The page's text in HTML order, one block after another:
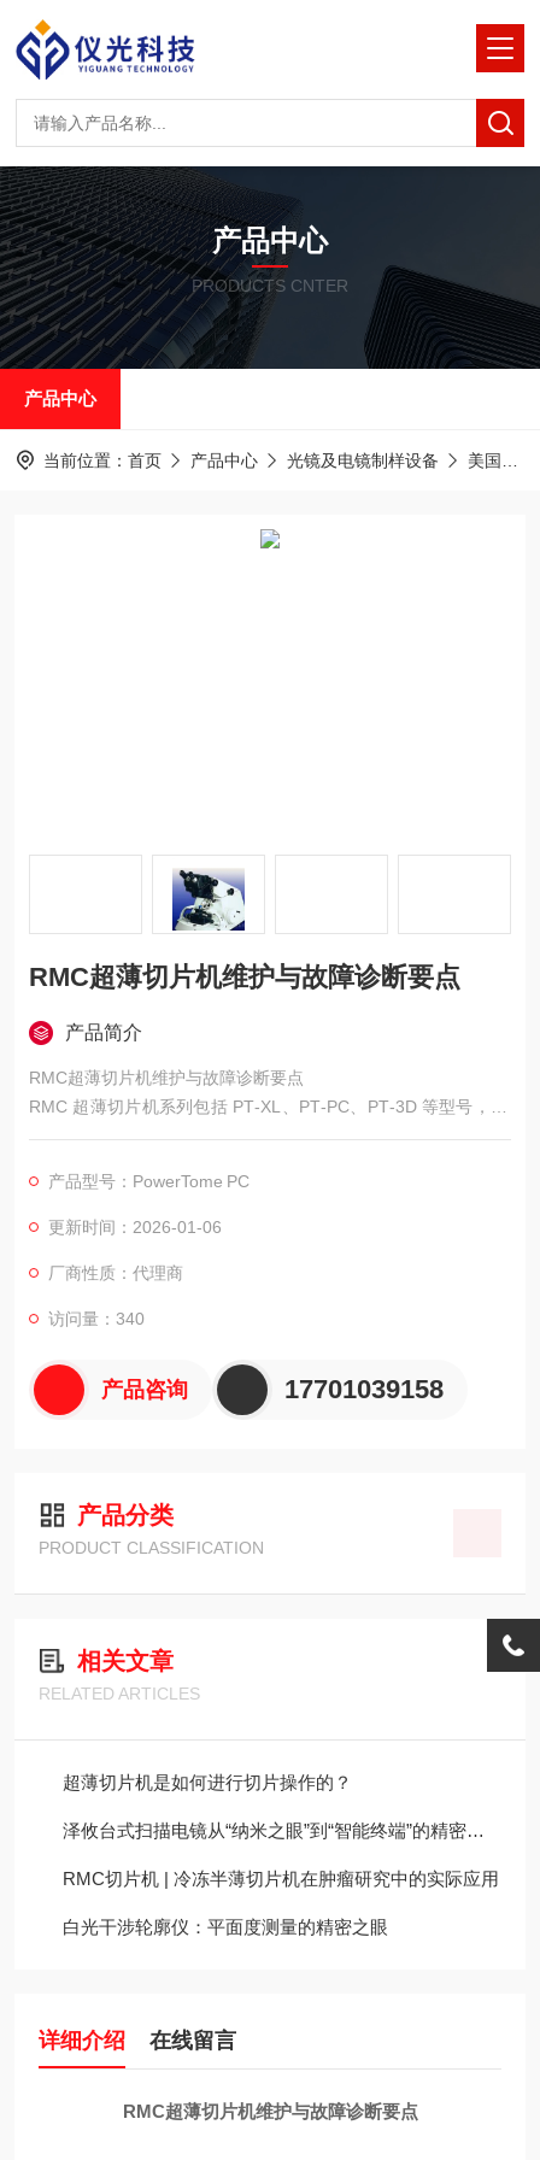
产品中心
PRODUCTS CNTER
产品中心
当前位置： 首页 产品中心 光镜及电镜制样设备 美国RMC半薄&超薄切片机
RMC超薄切片机维护与故障诊断要点
产品简介
RMC超薄切片机维护与故障诊断要点
RMC 超薄切片机系列包括 PT‑XL、PT‑PC、PT‑3D 等型号，Po
werTome PC 属于 PC 系列，侧重于电脑化操作与高通量切片。
产品型号：PowerTome PC
更新时间：2026-01-06
厂商性质：代理商
访问量：340
产品咨询 17701039158
产品分类
PRODUCT CLASSIFICATION
相关文章
RELATED ARTICLES
超薄切片机是如何进行切片操作的？
泽攸台式扫描电镜从“纳米之眼”到“智能终端”的精密架构
RMC切片机 | 冷冻半薄切片机在肿瘤研究中的实际应用
白光干涉轮廓仪：平面度测量的精密之眼
详细介绍 在线留言
RMC超薄切片机维护与故障诊断要点